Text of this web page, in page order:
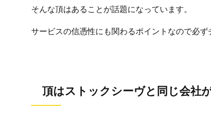
そんな頂はあることが話題になっています。
サービスの信憑性にも関わるポイントなので必ず
頂はストックシーヴと同じ会社